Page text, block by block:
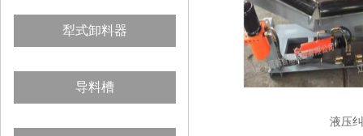
犁式卸料器
导料槽
液压